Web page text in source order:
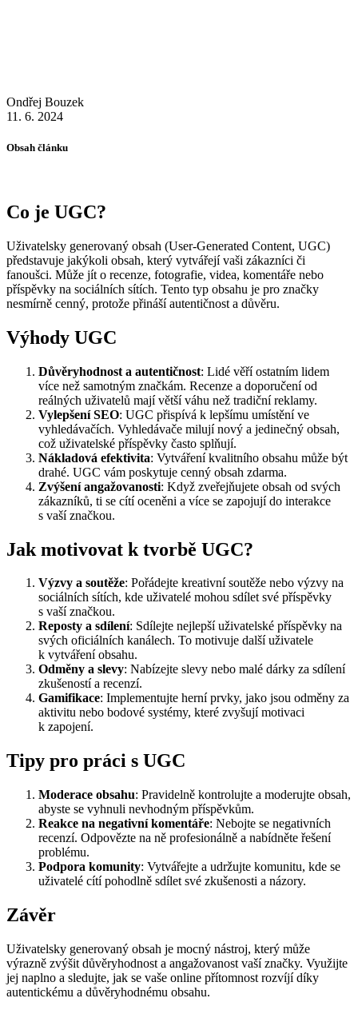
Ondřej Bouzek
11. 6. 2024
Obsah článku
Co je UGC?
Uživatelsky generovaný obsah (User-Generated Content, UGC)
představuje jakýkoli obsah, který vytvářejí vaši zákazníci či
fanoušci. Může jít o recenze, fotografie, videa, komentáře nebo
příspěvky na sociálních sítích. Tento typ obsahu je pro značky
nesmírně cenný, protože přináší autentičnost a důvěru.
Výhody UGC
Důvěryhodnost a autentičnost: Lidé věří ostatním lidem
více než samotným značkám. Recenze a doporučení od
reálných uživatelů mají větší váhu než tradiční reklamy.
Vylepšení SEO: UGC přispívá k lepšímu umístění ve
vyhledávačích. Vyhledávače milují nový a jedinečný obsah,
což uživatelské příspěvky často splňují.
Nákladová efektivita: Vytváření kvalitního obsahu může být
drahé. UGC vám poskytuje cenný obsah zdarma.
Zvýšení angažovanosti: Když zveřejňujete obsah od svých
zákazníků, ti se cítí oceněni a více se zapojují do interakce
s vaší značkou.
Jak motivovat k tvorbě UGC?
Výzvy a soutěže: Pořádejte kreativní soutěže nebo výzvy na
sociálních sítích, kde uživatelé mohou sdílet své příspěvky
s vaší značkou.
Reposty a sdílení: Sdílejte nejlepší uživatelské příspěvky na
svých oficiálních kanálech. To motivuje další uživatele
k vytváření obsahu.
Odměny a slevy: Nabízejte slevy nebo malé dárky za sdílení
zkušeností a recenzí.
Gamifikace: Implementujte herní prvky, jako jsou odměny za
aktivitu nebo bodové systémy, které zvyšují motivaci
k zapojení.
Tipy pro práci s UGC
Moderace obsahu: Pravidelně kontrolujte a moderujte obsah,
abyste se vyhnuli nevhodným příspěvkům.
Reakce na negativní komentáře: Nebojte se negativních
recenzí. Odpovězte na ně profesionálně a nabídněte řešení
problému.
Podpora komunity: Vytvářejte a udržujte komunitu, kde se
uživatelé cítí pohodlně sdílet své zkušenosti a názory.
Závěr
Uživatelsky generovaný obsah je mocný nástroj, který může
výrazně zvýšit důvěryhodnost a angažovanost vaší značky. Využijte
jej naplno a sledujte, jak se vaše online přítomnost rozvíjí díky
autentickému a důvěryhodnému obsahu.